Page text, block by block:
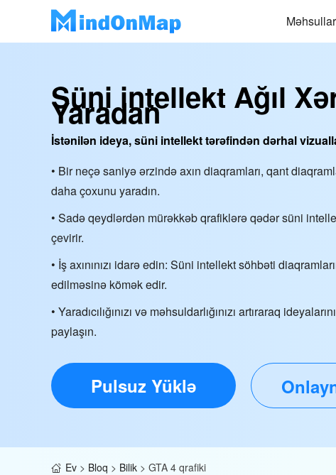
Məhsullar
Süni intellekt Ağıl
Yaradan
İstənilən ideya, süni intellekt tərəfindən dərhal
• Bir neçə saniyə ərzində axın diaqramları, qant
daha çoxunu yaradın.
• Sadə qeydlərdən mürəkkəb qrafiklərə qədər süni
çevirir.
• İş axınınızı idarə edin: Süni intellekt söhbəti
edilməsinə kömək edir.
• Yaradıcılığınızı və məhsuldarlığınızı artıraraq
paylaşın.
Pulsuz Yüklə
Ev > Bloq > Bilik > GTA 4 qrafiki